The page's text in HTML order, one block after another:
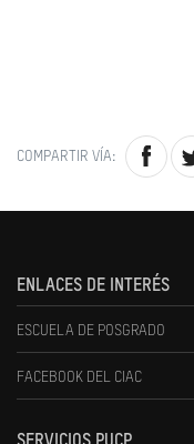
COMPARTIR VÍA:
ENLACES DE INTERÉS
ESCUELA DE POSGRADO
FACEBOOK DEL CIAC